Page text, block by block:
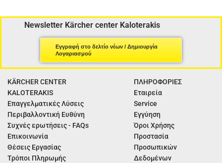
Newsletter Kärcher center Kaloterakis
Εγγραφή στο δελτίο νέων / Δημιουργία
Λογαριασμού
KÄRCHER CENTER
KALOTERAKIS
Επαγγελματικές Λύσεις
Περιβαλλοντική Ευθύνη
Συχνές ερωτήσεις - FAQs
Επικοινωνία
Θέσεις Εργασίας
Τρόποι Πληρωμής
ΠΛΗΡΟΦΟΡΙΕΣ
Εταιρεία
Service
Εγγύηση
Όροι Χρήσης
Προστασία
Προσωπικών
Δεδομένων